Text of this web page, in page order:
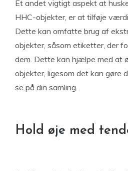
Et andet vigtigt aspekt at
HHC-objekter, er at tilføje
Dette kan omfatte brug af
objekter, såsom etiketter, der
dem. Dette kan hjælpe med at
objekter, ligesom det kan gøre
se på din samling.
Hold øje med